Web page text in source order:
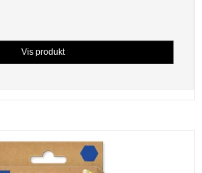
Vis produkt